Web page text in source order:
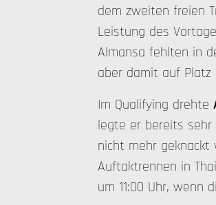
dem zweiten freien
Leistung des
Almansa fehlten in
aber damit auf Platz
Im Qualifying drehte
legte er bereits sehr
nicht mehr geknackt
Auftaktrennen in
um 11:00 Uhr, wenn